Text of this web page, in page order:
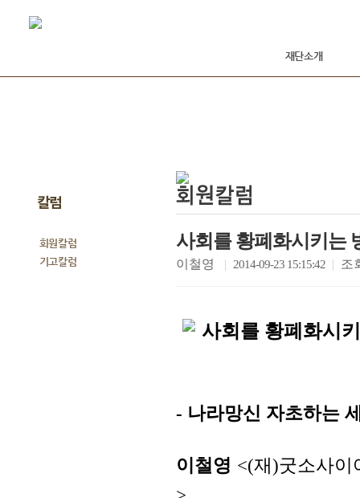
재단소개
칼럼
회원칼럼
기고칼럼
사회를 황폐화시키는
이철영 | 2014-09-23 15:15:42| 조
사회를 황폐화시
- 나라망신 자초하는
이철영 <(재)굿소사